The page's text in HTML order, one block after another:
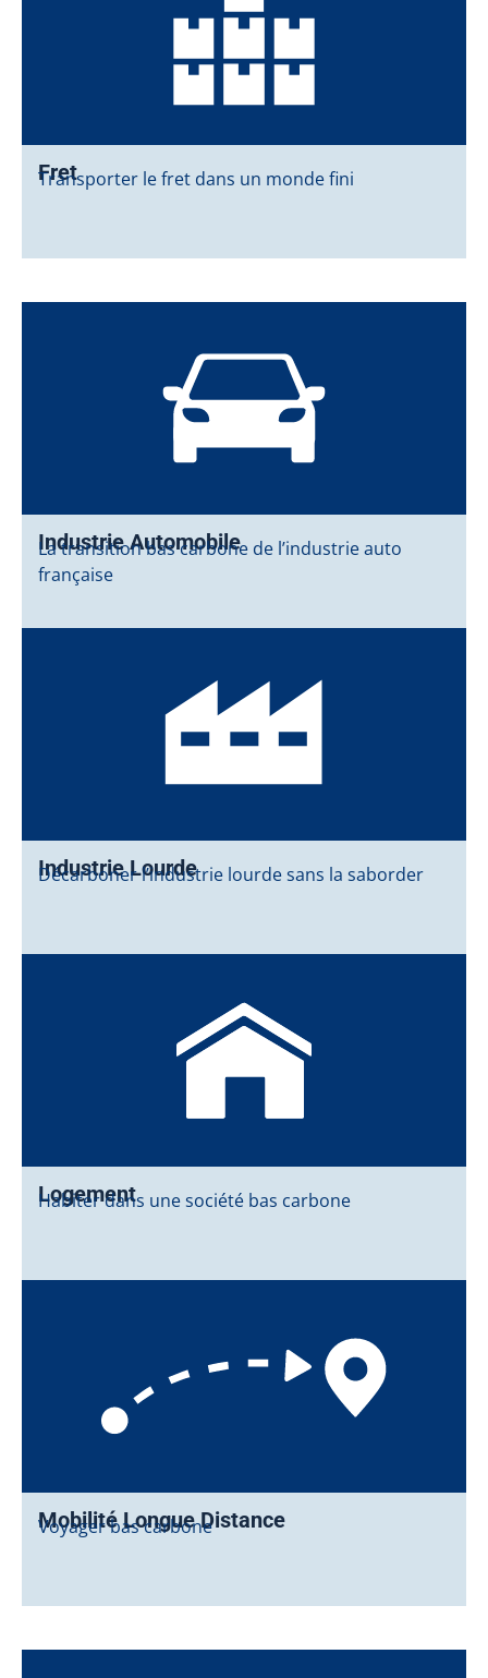
Fret
Transporter le fret dans un monde fini
Industrie Automobile
La transition bas carbone de l’industrie auto
française
Industrie Lourde
Décarboner l’industrie lourde sans la saborder
Logement
Habiter dans une société bas carbone
Mobilité Longue Distance
Voyager bas carbone